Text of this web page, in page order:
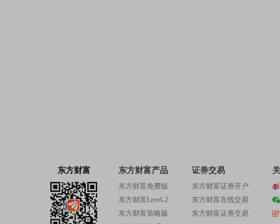
东方财富 东方财富产品
东方财富免费版
东方财富Level-2
东方财富策略版
证券交易
东方财富证券开户
东方财富在线交易
东方财富证券交易